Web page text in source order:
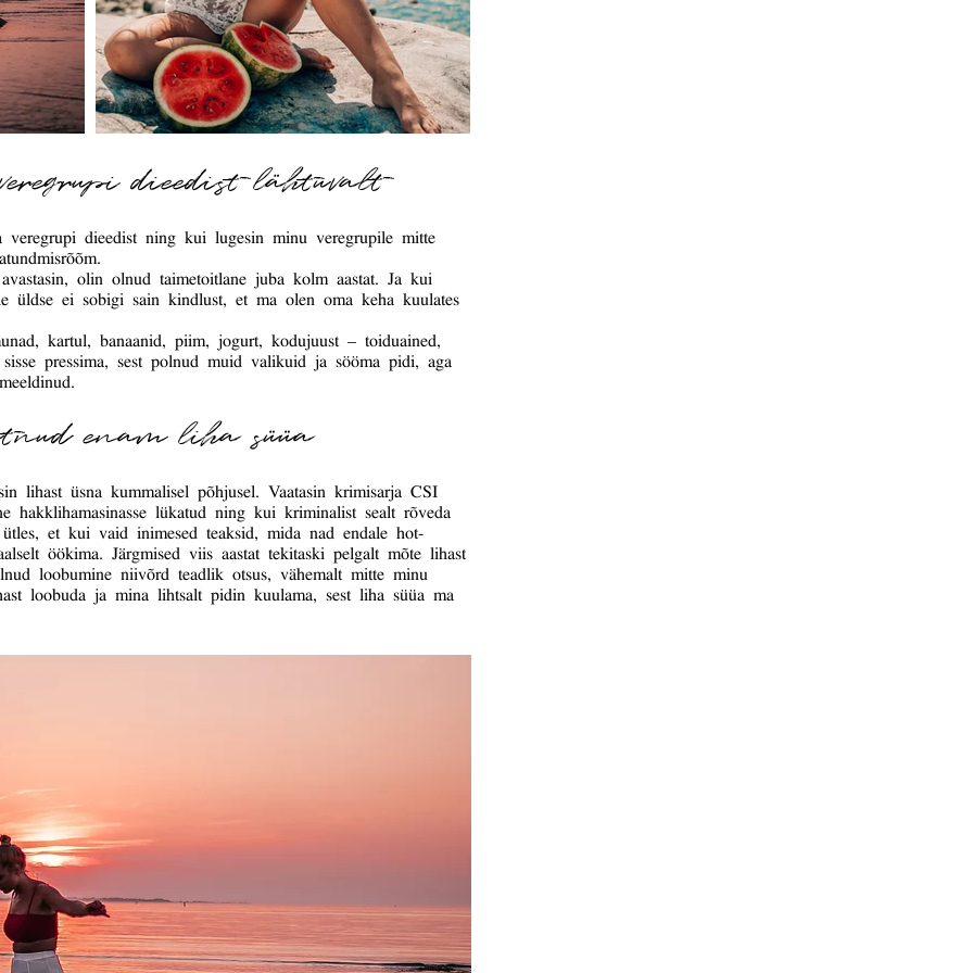
dieedist lähtuvalt
veregrupi dieedist ning kui lugesin minu veregrupile mitte
olin olnud taimetoitlane juba kolm aastat. Ja kui
üldse ei sobigi sain kindlust, et ma olen oma keha kuulates
kartul, banaanid, piim, jogurt, kodujuust – toiduained,
pressima, sest polnud muid valikuid ja sööma pidi, aga
enam liha süüa
lihast üsna kummalisel põhjusel. Vaatasin krimisarja CSI
hakklihamasinasse lükatud ning kui kriminalist sealt rõveda
et kui vaid inimesed teaksid, mida nad endale hot-
öökima. Järgmised viis aastat tekitaski pelgalt mõte lihast
loobumine niivõrd teadlik otsus, vähemalt mitte minu
loobuda ja mina lihtsalt pidin kuulama, sest liha süüa ma